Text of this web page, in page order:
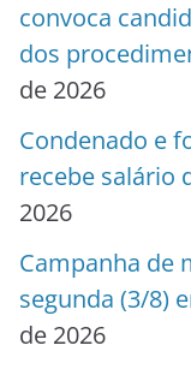
convoca
dos
de 2026
Condenado e
recebe salário
2026
Campanha de
segunda (3/8)
de 2026